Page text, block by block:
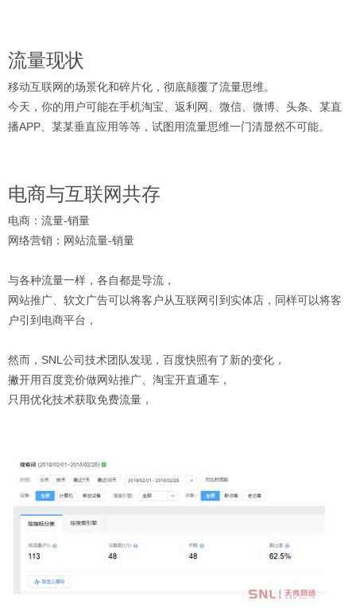
流量现状
移动互联网的场景化和碎片化，彻底颠覆了流量思维。
今天，你的用户可能在手机淘宝、返利网、微信、微博、头条、某直
播APP、某某垂直应用等等，试图用流量思维一门清显然不可能。
电商与互联网共存
电商：流量-销量
网络营销：网站流量-销量
与各种流量一样，各自都是导流，
网站推广、软文广告可以将客户从互联网引到实体店，同样可以将客
户引到电商平台，
然而，SNL公司技术团队发现，百度快照有了新的变化，
撇开用百度竞价做网站推广、淘宝开直通车，
只用优化技术获取免费流量，